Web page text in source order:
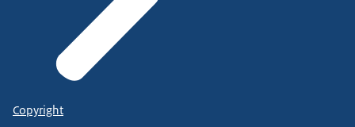
Copyright